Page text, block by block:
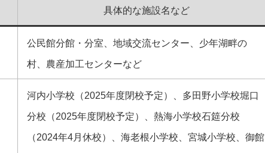
具体的な施設名など
公民館分館・分室、地域交流センター、少年湖畔の
村、農産加工センターなど
河内小学校（2025年度閉校予定）、多田野小学校堀口
分校（2025年度閉校予定）、熱海小学校石筵分校
（2024年4月休校）、海老根小学校、宮城小学校、御館